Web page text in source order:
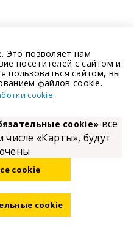
Это позволяет нам
посетителей с сайтом и
пользоваться сайтом, вы
файлов cookie.
cookie.
cookie» все
«Карты», будут
cookie
cookie